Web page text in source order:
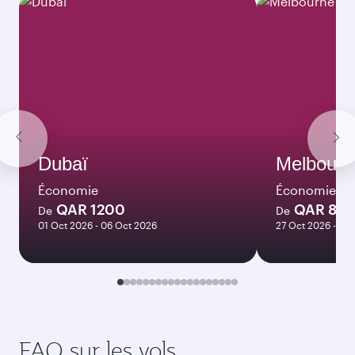
Dubaï
Économie
De QAR 1200
01 Oct 2026 - 06 Oct 2026
Économie
De QAR
27 Oct 2026 - 03